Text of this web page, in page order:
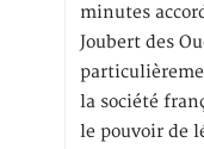
minutes
Joubert des
la société
le pouvoir de